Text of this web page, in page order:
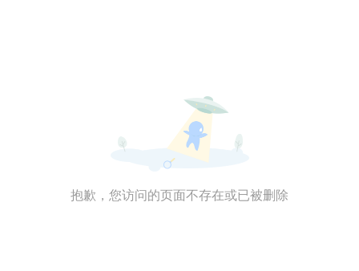
抱歉，您访问的页面不存在或已被删除